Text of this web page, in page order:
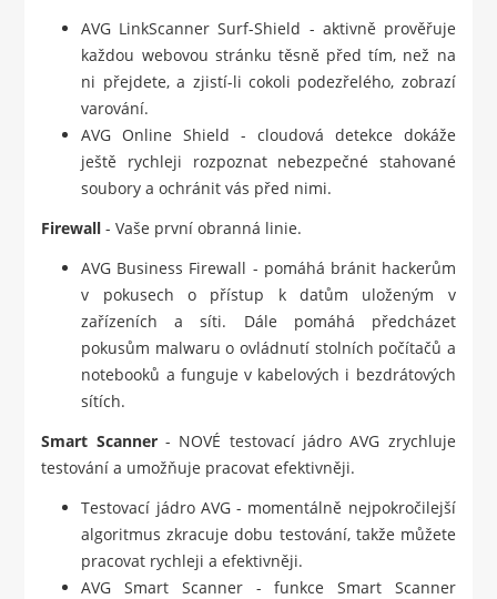
AVG LinkScanner Surf-Shield - aktivně prověřuje
každou webovou stránku těsně před tím, než na
ni přejdete, a zjistí-li cokoli podezřelého, zobrazí
varování.
AVG Online Shield - cloudová detekce dokáže
ještě rychleji rozpoznat nebezpečné stahované
soubory a ochránit vás před nimi.
Firewall - Vaše první obranná linie.
AVG Business Firewall - pomáhá bránit hackerům
v pokusech o přístup k datům uloženým v
zařízeních a síti. Dále pomáhá předcházet
pokusům malwaru o ovládnutí stolních počítačů a
notebooků a funguje v kabelových i bezdrátových
sítích.
Smart Scanner- NOVÉ testovací jádro AVG zrychluje
testování a umožňuje pracovat efektivněji.
Testovací jádro AVG - momentálně nejpokročilejší
algoritmus zkracuje dobu testování, takže můžete
pracovat rychleji a efektivněji.
AVG Smart Scanner - funkce Smart Scanner